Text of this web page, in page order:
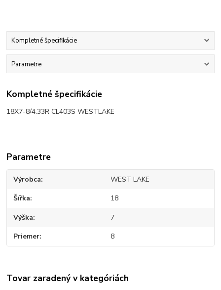
Kompletné špecifikácie
Parametre
Kompletné špecifikácie
18X7-8/4.33R CL403S WESTLAKE
Parametre
Výrobca WEST LAKE
Šířka 18
Výška 7
Priemer 8
Tovar zaradený v kategóriách